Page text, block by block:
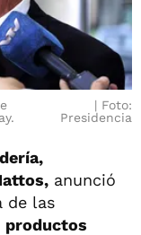
Foto:
Presidencia
anunció
de las
productos